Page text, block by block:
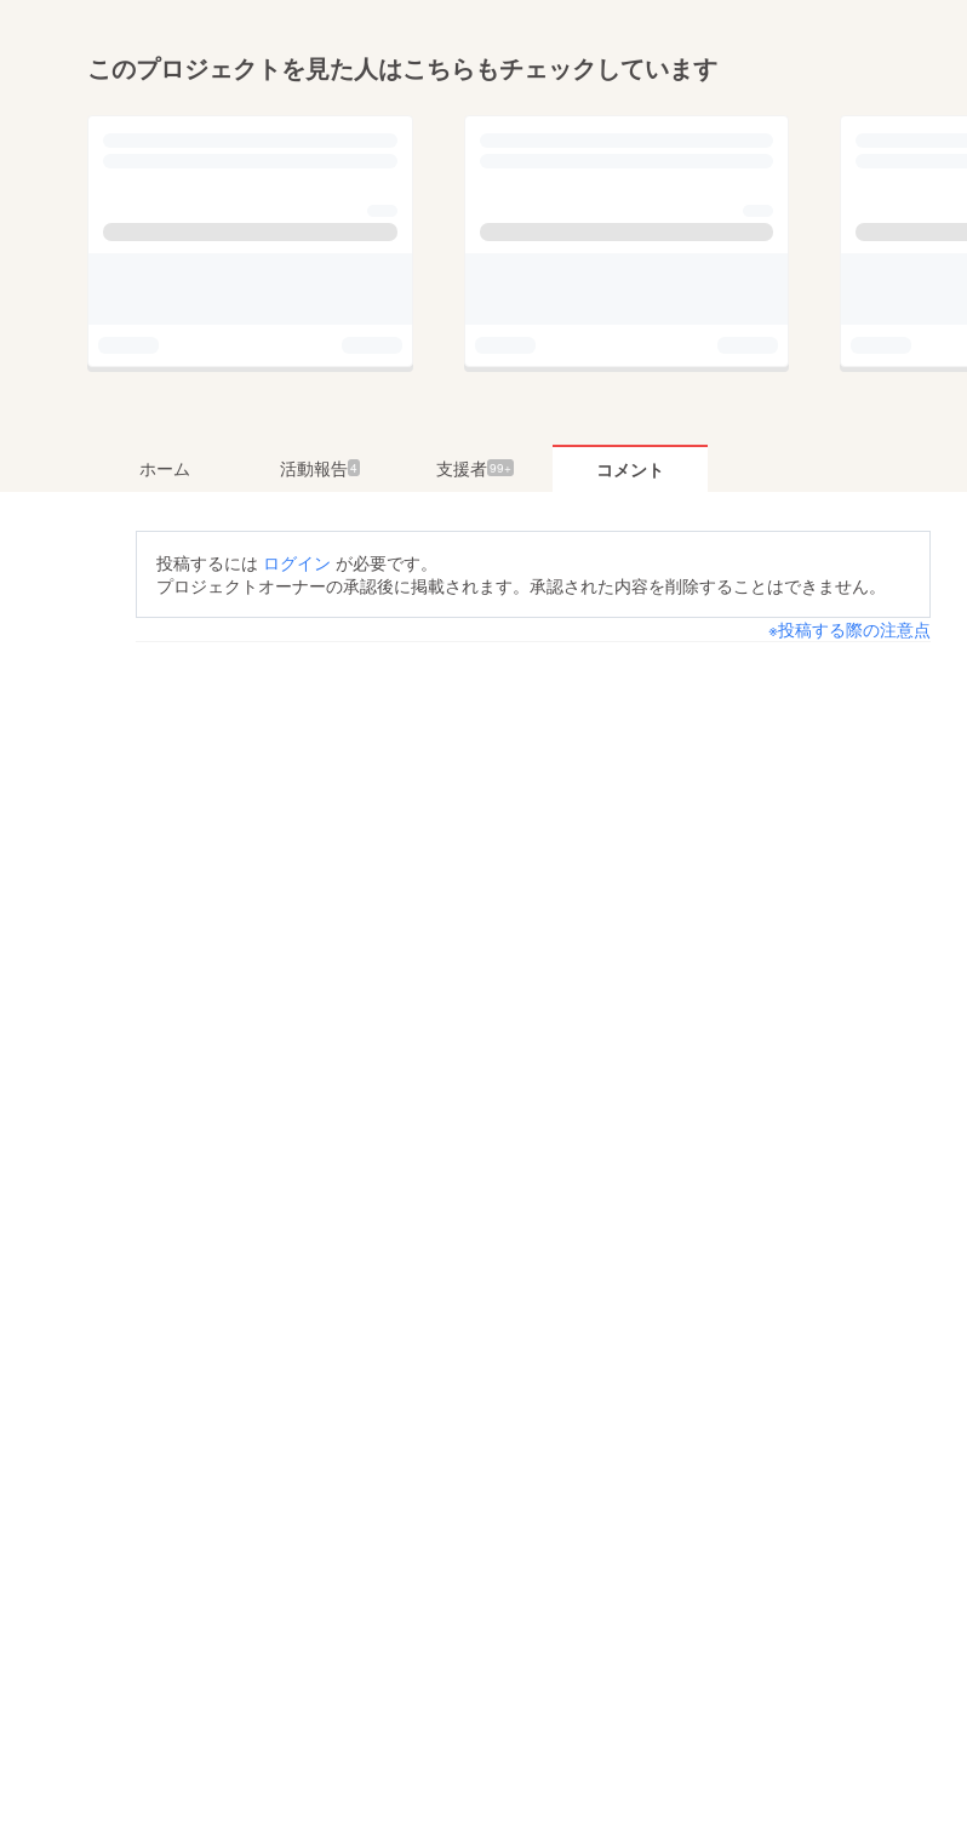
このプロジェクトを見た人はこちらもチェックしています
ホーム 活動報告4 支援者99+ コメント
投稿するには ログイン が必要です。
プロジェクトオーナーの承認後に掲載されます。承認された内容を削除することはできません。
※投稿する際の注意点